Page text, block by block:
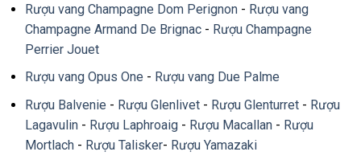
Rượu vang Champagne Dom Perignon- Rượu vang
Champagne Armand De Brignac- Rượu Champagne
Perrier Jouet
Rượu vang Opus One - Rượu vang Due Palme
Rượu Balvenie - Rượu Glenlivet- Rượu Glenturret- Rượu
Lagavulin- Rượu Laphroaig- Rượu Macallan- Rượu
Mortlach- Rượu Talisker- Rượu Yamazaki